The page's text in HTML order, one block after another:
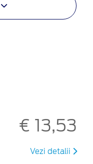
€ 13,53
Vezi detalii